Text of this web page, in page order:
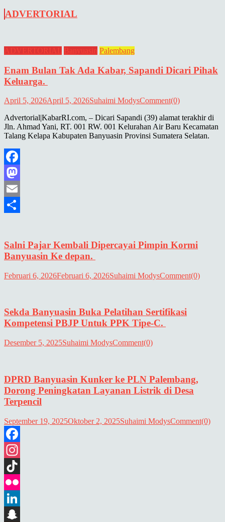
ADVERTORIAL
ADVERTORIAL Banyuasin Palembang
Enam Bulan Tak Ada Kabar, Sapandi Dicari Pihak
Keluarga.
April 5, 2026April 5, 2026Suhaimi ModysComment(0)
Advertorial|KabarRI.com, – Dicari Sapandi (39) alamat terakhir di
Jln. Ahmad Yani, RT. 001 RW. 001 Kelurahan Air Baru Kecamatan
Talang Kelapa Kabupaten Banyuasin Provinsi Sumatera Selatan.
Facebook
Mastodon
Email
Salni Pajar Kembali Dipercayai Pimpin Kormi
Banyuasin Ke depan.
Februari 6, 2026Februari 6, 2026Suhaimi ModysComment(0)
Sekda Banyuasin Buka Pelatihan Sertifikasi
Kompetensi PBJP Untuk PPK Tipe-C.
Desember 5, 2025Suhaimi ModysComment(0)
DPRD Banyuasin Kunker ke PLN Palembang,
Dorong Peningkatan Layanan Listrik di Desa
Terpencil
September 19, 2025Oktober 2, 2025Suhaimi ModysComment(0)
Facebook
Instagram
TikTok
Flickr
LinkedIn